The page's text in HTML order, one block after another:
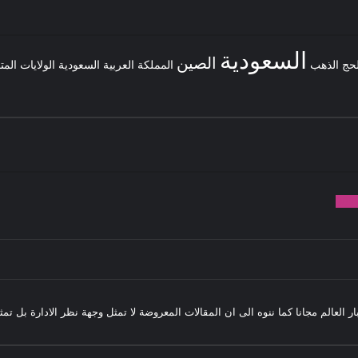
الذهب السعودية الصين المملكة العربية السعودية الولايات
العالم مجانا كما ننوه الى ان المقالات المعروضة لا تمثل وجهة نظر الادارة بل